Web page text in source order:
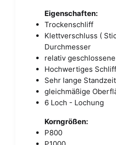
Eigenschaften:
Trockenschliff
Klettverschluss (
Durchmesser
relativ
Hochwertiges
Sehr lange Standzeit
gleichmäßige
6 Loch - Lochung
Korngrößen:
P800